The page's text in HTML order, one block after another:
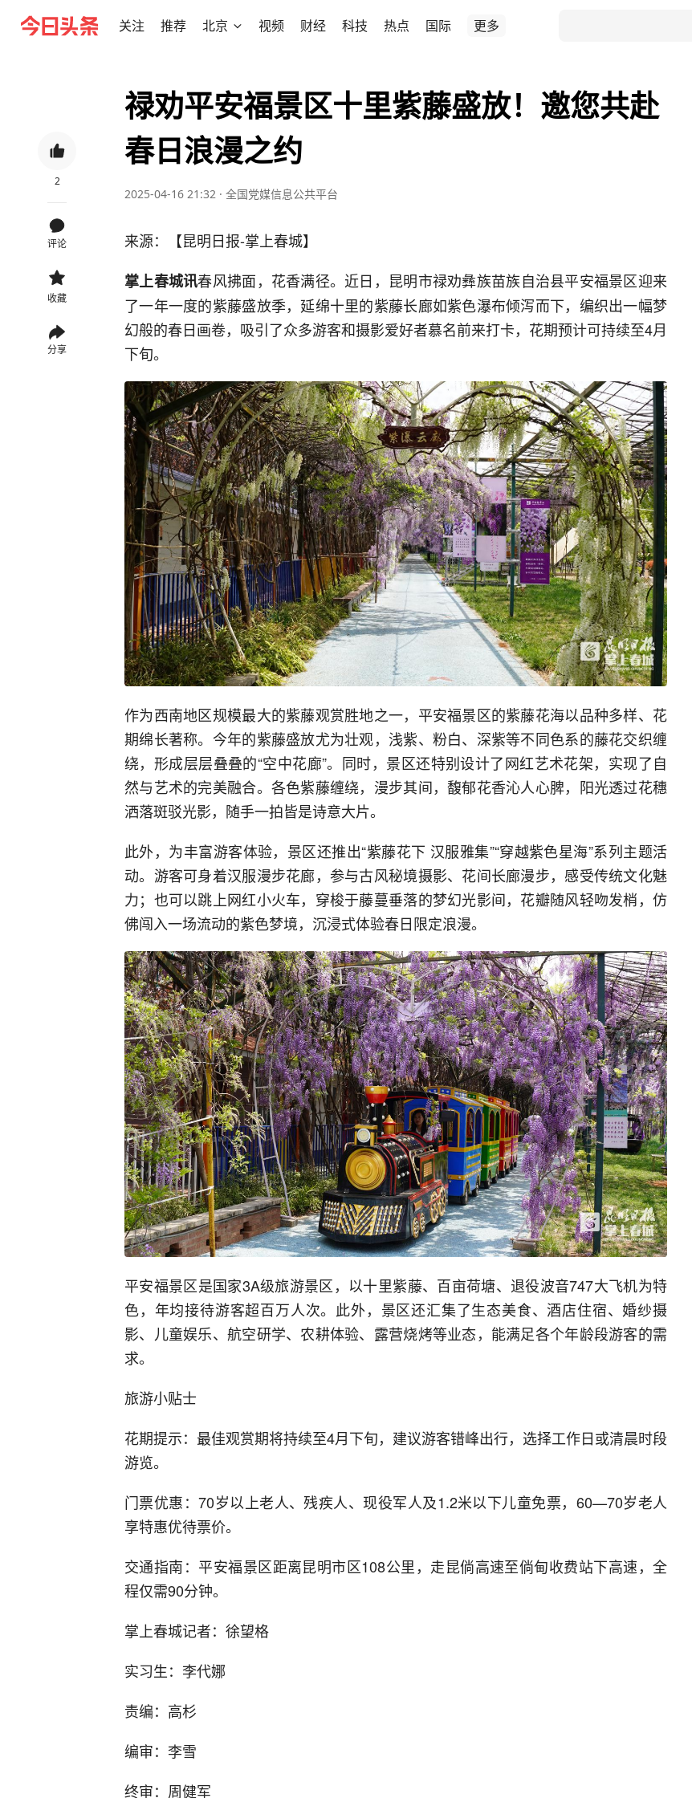
关注 推荐 北京 视频 财经 科技 热点 国际 更多
2
评论
收藏
分享
禄劝平安福景区十里紫藤盛放！邀您共赴
春日浪漫之约
2025-04-16 21:32 · 全国党媒信息公共平台
来源：【昆明日报-掌上春城】
掌上春城讯春风拂面，花香满径。近日，昆明市禄劝彝族苗族自治县平安福景区迎来
了一年一度的紫藤盛放季，延绵十里的紫藤长廊如紫色瀑布倾泻而下，编织出一幅梦
幻般的春日画卷，吸引了众多游客和摄影爱好者慕名前来打卡，花期预计可持续至4月
下旬。
作为西南地区规模最大的紫藤观赏胜地之一，平安福景区的紫藤花海以品种多样、花
期绵长著称。今年的紫藤盛放尤为壮观，浅紫、粉白、深紫等不同色系的藤花交织缠
绕，形成层层叠叠的“空中花廊”。同时，景区还特别设计了网红艺术花架，实现了自
然与艺术的完美融合。各色紫藤缠绕，漫步其间，馥郁花香沁人心脾，阳光透过花穗
洒落斑驳光影，随手一拍皆是诗意大片。
此外，为丰富游客体验，景区还推出“紫藤花下 汉服雅集”“穿越紫色星海”系列主题活
动。游客可身着汉服漫步花廊，参与古风秘境摄影、花间长廊漫步，感受传统文化魅
力；也可以跳上网红小火车，穿梭于藤蔓垂落的梦幻光影间，花瓣随风轻吻发梢，仿
佛闯入一场流动的紫色梦境，沉浸式体验春日限定浪漫。
平安福景区是国家3A级旅游景区，以十里紫藤、百亩荷塘、退役波音747大飞机为特
色，年均接待游客超百万人次。此外，景区还汇集了生态美食、酒店住宿、婚纱摄
影、儿童娱乐、航空研学、农耕体验、露营烧烤等业态，能满足各个年龄段游客的需
求。
旅游小贴士
花期提示：最佳观赏期将持续至4月下旬，建议游客错峰出行，选择工作日或清晨时段
游览。
门票优惠：70岁以上老人、残疾人、现役军人及1.2米以下儿童免票，60—70岁老人
享特惠优待票价。
交通指南：平安福景区距离昆明市区108公里，走昆倘高速至倘甸收费站下高速，全
程仅需90分钟。
掌上春城记者：徐望格
实习生：李代娜
责编：高杉
编审：李雪
终审：周健军